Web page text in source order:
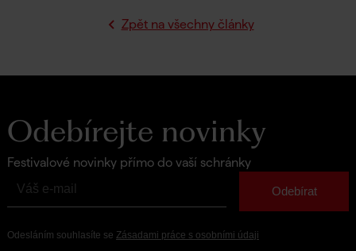
Zpět na všechny články
Odebírejte novinky
Festivalové novinky přímo do vaší schránky